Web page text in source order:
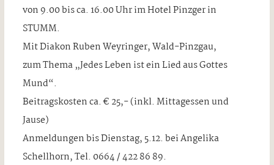
von 9.00 bis ca. 16.00 Uhr im Hotel Pinzger in
STUMM.
Mit Diakon Ruben Weyringer, Wald-Pinzgau,
zum Thema „Jedes Leben ist ein Lied aus Gottes
Mund“.
Beitragskosten ca. € 25,- (inkl. Mittagessen und
Jause)
Anmeldungen bis Dienstag, 5.12. bei Angelika
Schellhorn, Tel. 0664 / 422 86 89.